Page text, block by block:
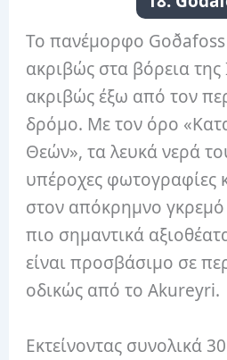
Το πανέμορφο Goðafoss
ακριβώς στα βόρεια της
ακριβώς έξω από τον
δρόμο. Με τον όρο
Θεών», τα λευκά νερά
υπέροχες φωτογραφίες
στον απόκρημνο
πιο σημαντικά
είναι προσβάσιμο σε
οδικώς από το Akureyri.
Εκτείνοντας συνολικά